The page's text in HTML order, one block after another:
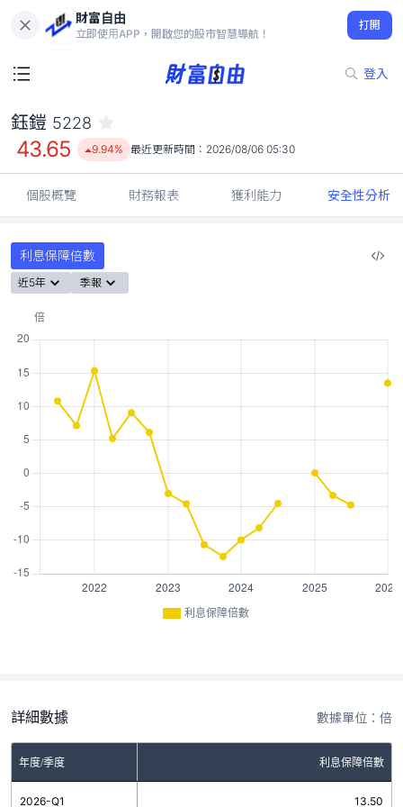
財富自由
立即使用APP，開啟您的股市智慧導航！
打開
登入
43.65
9.94%
鈺鎧 5228
43.65 9.94% 最近更新時間： 2026/08/06 05:30
個股概覽 財務報表 獲利能力 安全性分析
利息保障倍數
近5年 季報
利息保障倍數
詳細數據 數據單位：倍
年度/季度 利息保障倍數
2026-Q1 13.50